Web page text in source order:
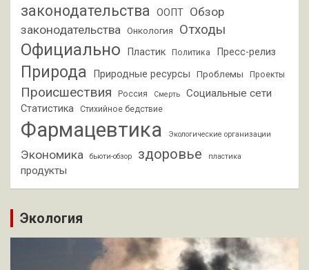
законодательства ООПТ
Обзор
законодательства Онкология Отходы
Официально Пластик Политика Пресс-релиз
Природа Природные ресурсы Проблемы Проекты
Происшествия Россия Смерть Социальные сети
Статистика Стихийное бедствие
Фармацевтика Экологические организации
Экономика бьюти-обзор здоровье пластика
продукты
Экология